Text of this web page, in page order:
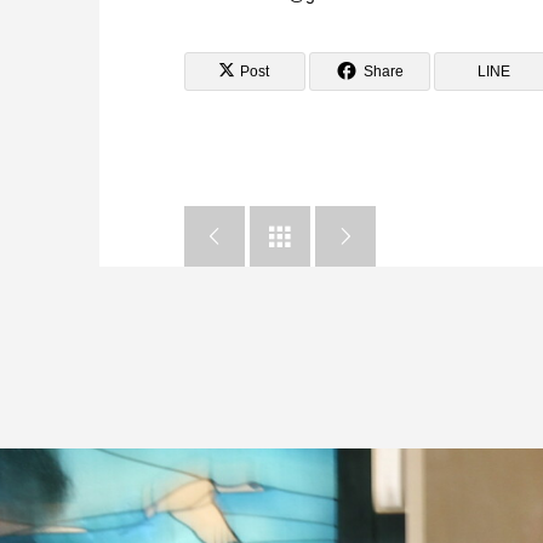
Post Share LINE
  